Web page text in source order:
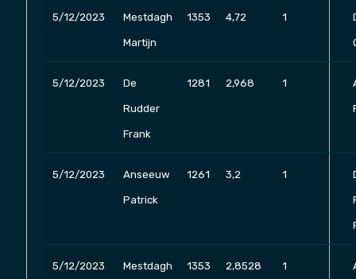
5/12/2023 Mestdagh
Martijn
1353 4,72 1
5/12/2023 De
Rudder
Frank
1281 2,968 1
5/12/2023 Anseeuw
Patrick
1261 3,2 1
5/12/2023 Mestdagh 1353 2,8528 1